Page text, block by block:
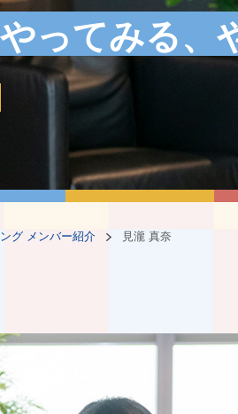
やってみる、
グ メンバー紹介 見瀧 真奈